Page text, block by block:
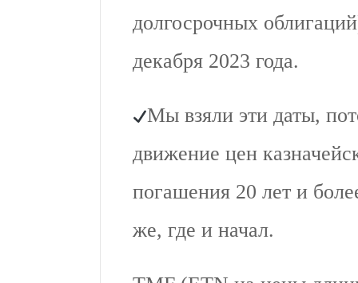
долгосрочных
декабря 2023 года.
Мы взяли эти даты,
движение цен
погашения 20 лет и
же, где и начал.